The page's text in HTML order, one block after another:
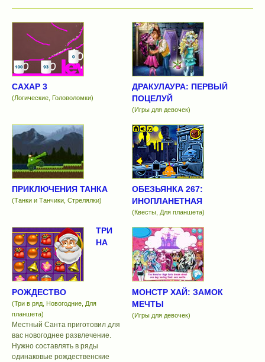
САХАР 3
(Логические, Головоломки)
ДРАКУЛАУРА: ПЕРВЫЙ
ПОЦЕЛУЙ
(Игры для девочек)
ПРИКЛЮЧЕНИЯ ТАНКА
(Танки и Танчики, Стрелялки)
ОБЕЗЬЯНКА 267:
ИНОПЛАНЕТНАЯ
(Квесты, Для планшета)
ТРИ
НА
РОЖДЕСТВО
(Три в ряд, Новогодние, Для
планшета)
Местный Санта приготовил для
вас новогоднее развлечение.
Нужно составлять в ряды
одинаковые рождественские
МОНСТР ХАЙ: ЗАМОК
МЕЧТЫ
(Игры для девочек)